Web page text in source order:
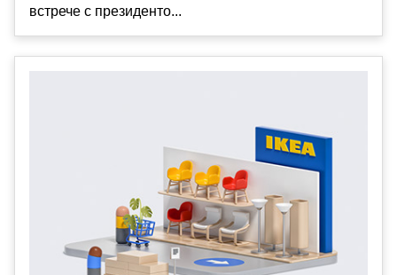
встрече с президенто...